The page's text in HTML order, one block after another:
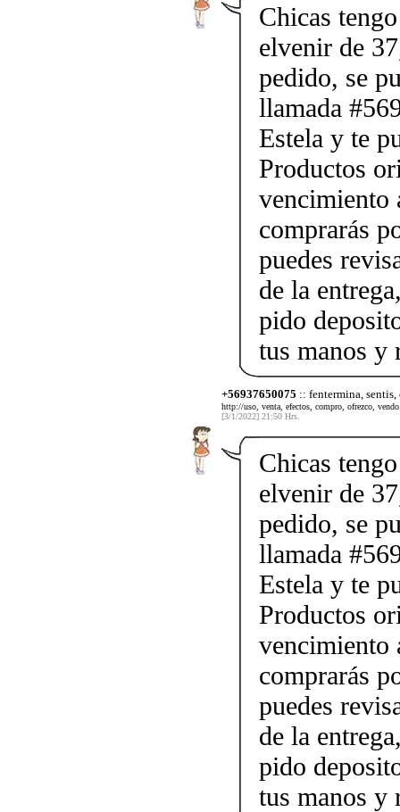
Chicas
elvenir de
pedido, se
llamada
Estela y te
Productos
vencimiento
comprarás
puedes
de la
pido
tus manos y
+56937650075 :: fentermina,
http://uso, venta, efectos, compro, ofrezco,
[3/1/2022] 21:50 Hrs.
Chicas
elvenir de
pedido, se
llamada
Estela y te
Productos
vencimiento
comprarás
puedes
de la
pido
tus manos y